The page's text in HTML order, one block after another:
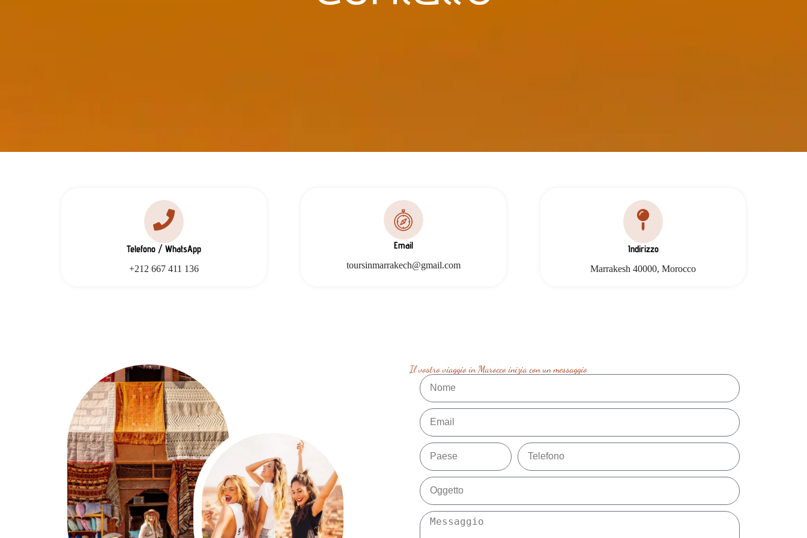
Telefono / WhatsApp
+212 667 411 136
Email
toursinmarrakech@gmail.com
Indirizzo
Marrakesh 40000, Morocco
Il vostro viaggio in Marocco inizia con un messaggio